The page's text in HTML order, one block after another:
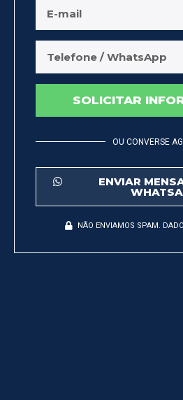
SOLICITAR
OU CONVERSE
ENVIAR
NÃO ENVIAMOS SPAM.